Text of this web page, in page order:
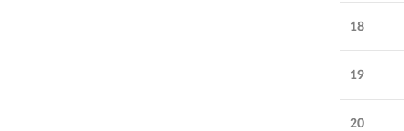
18
19
20